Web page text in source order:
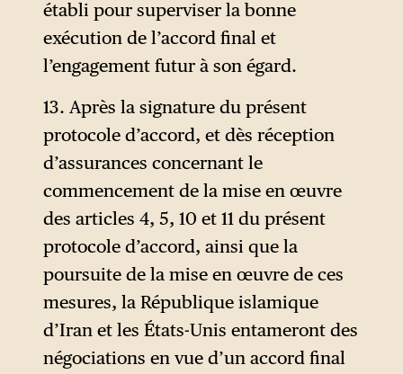
final confirmera les
dispositions du présent
paragraphe. Les États-Unis et
la République islamique
d’Iran reconnaissent
l’importance cruciale des
questions nucléaires
susmentionnées et expriment
leur intention de traiter ces
questions sans délai dans le
cadre des négociations afin
de parvenir à un accord
mutuel à ce sujet.
établi pour superviser la bonne
exécution de l’accord final et
l’engagement futur à son égard.
13. Après la signature du présent
protocole d’accord, et dès réception
d’assurances concernant le
commencement de la mise en œuvre
des articles 4, 5, 10 et 11 du présent
protocole d’accord, ainsi que la
poursuite de la mise en œuvre de ces
mesures, la République islamique
d’Iran et les États-Unis entameront des
négociations en vue d’un accord final